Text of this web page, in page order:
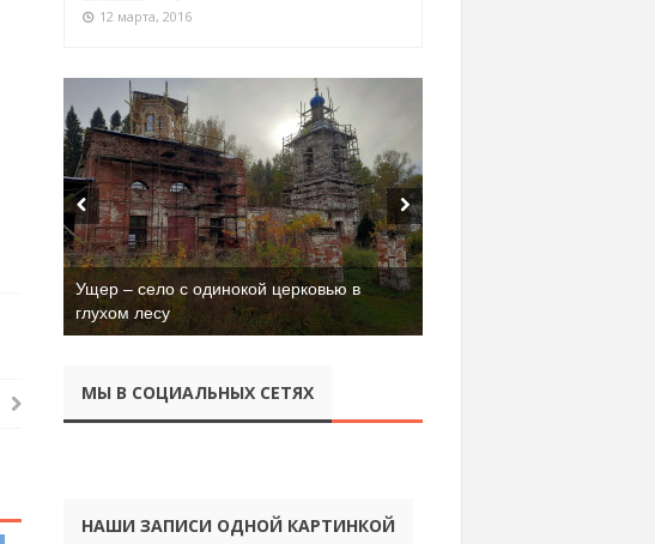
12 марта, 2016
Ущер – село с одинокой церковью в
глухом лесу
МЫ В СОЦИАЛЬНЫХ СЕТЯХ
НАШИ ЗАПИСИ ОДНОЙ КАРТИНКОЙ